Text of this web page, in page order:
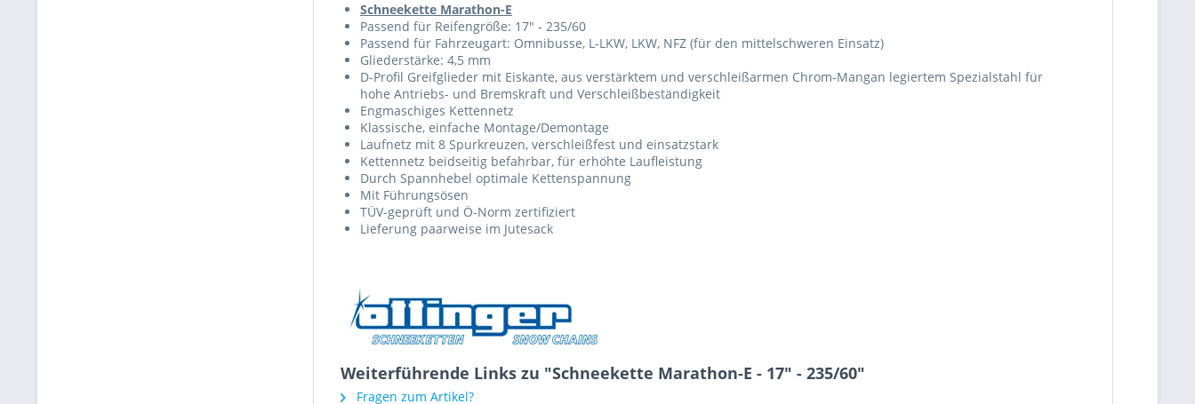
Schneekette Marathon-E
Passend für Reifengröße: 17" - 235/60
Passend für Fahrzeugart: Omnibusse, L-LKW, LKW, NFZ (für den mittelschweren Einsatz)
Gliederstärke: 4,5 mm
D-Profil Greifglieder mit Eiskante, aus verstärktem und verschleißarmen Chrom-Mangan legiertem Spezialstahl für
hohe Antriebs- und Bremskraft und Verschleißbeständigkeit
Engmaschiges Kettennetz
Klassische, einfache Montage/Demontage
Laufnetz mit 8 Spurkreuzen, verschleißfest und einsatzstark
Kettennetz beidseitig befahrbar, für erhöhte Laufleistung
Durch Spannhebel optimale Kettenspannung
Mit Führungsösen
TÜV-geprüft und Ö-Norm zertifiziert
Lieferung paarweise im Jutesack
Weiterführende Links zu "Schneekette Marathon-E - 17" - 235/60"
Fragen zum Artikel?